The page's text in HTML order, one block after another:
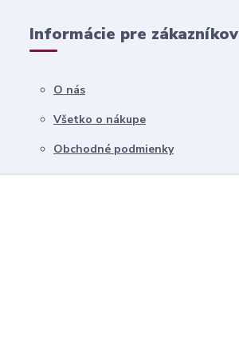
Informácie pre zákazníkov
O nás
Všetko o nákupe
Obchodné podmienky
Kontakty